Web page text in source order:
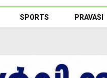
SPORTS PRAVASI